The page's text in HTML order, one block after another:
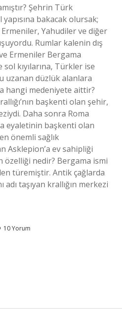
Şehrin Türk
bakacak olursak;
Yahudiler ve diğer
Rumlar kalenin dış
Ermeniler Bergama
sol kıyılarına, Türkler ise
uzanan düzlük alanlara
hangi medeniyete aittir?
başkenti olan şehir,
Daha sonra Roma
eyaletinin başkenti olan
önemli sağlık
Asklepion’a ev sahipliği
özelliği nedir? Bergama ismi
türemiştir. Antik çağlarda
adı taşıyan krallığın merkezi
10 Yorum